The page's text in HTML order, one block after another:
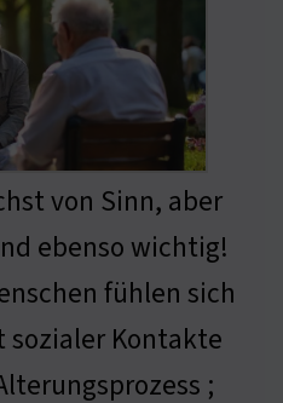
von Sinn, aber
ebenso wichtig!
fühlen sich
sozialer Kontakte
;